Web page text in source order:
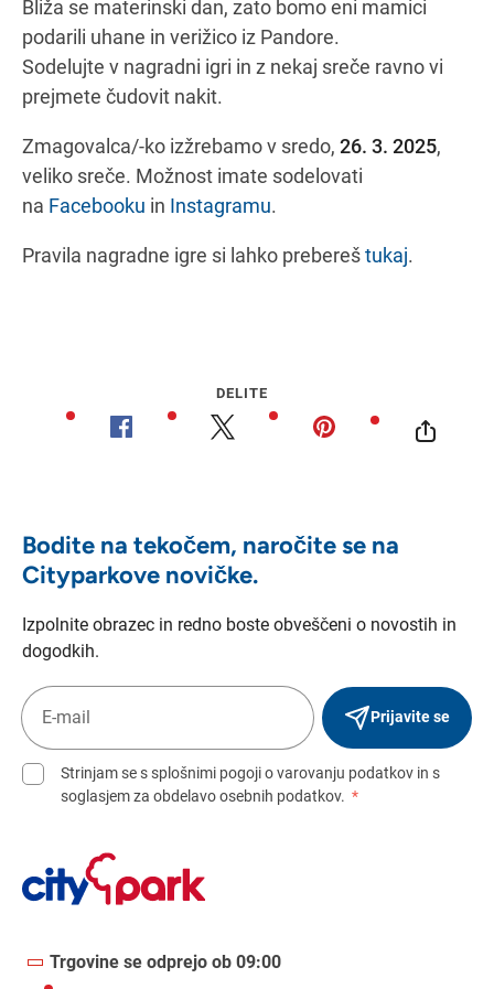
Navodila za pot
Bliža se materinski dan, zato bomo eni mamici
podarili uhane in verižico iz Pandore.
Sodelujte v nagradni igri in z nekaj sreče ravno vi
prejmete čudovit nakit.
Zmagovalca/-ko izžrebamo v sredo, 26. 3. 2025,
veliko sreče. Možnost imate sodelovati
na Facebooku in Instagramu.
Pravila nagradne igre si lahko prebereštukaj.
DELITE
Bodite na tekočem, naročite se na
Cityparkove novičke.
Izpolnite obrazec in redno boste obveščeni o novostih in
dogodkih.
Prijavite se
Strinjam se s splošnimi pogoji o varovanju podatkov in s
soglasjem za obdelavo osebnih podatkov. *
Trgovine se odprejo ob 09:00